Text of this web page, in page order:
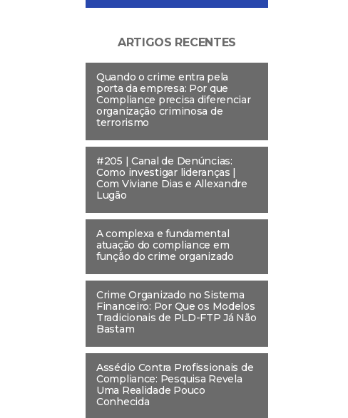
ARTIGOS RECENTES
Quando o crime entra pela
porta da empresa: Por que
Compliance precisa diferenciar
organização criminosa de
terrorismo
#205 | Canal de Denúncias:
Como investigar lideranças |
Com Viviane Dias e Allexandre
Lugão
A complexa e fundamental
atuação do compliance em
função do crime organizado
Crime Organizado no Sistema
Financeiro: Por Que os Modelos
Tradicionais de PLD-FTP Já Não
Bastam
Assédio Contra Profissionais de
Compliance: Pesquisa Revela
Uma Realidade Pouco
Conhecida